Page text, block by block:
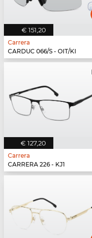
€ 151,20
Carrera
CARDUC 066/S - OIT/KI
€ 127,20
Carrera
CARRERA 226 - KJ1